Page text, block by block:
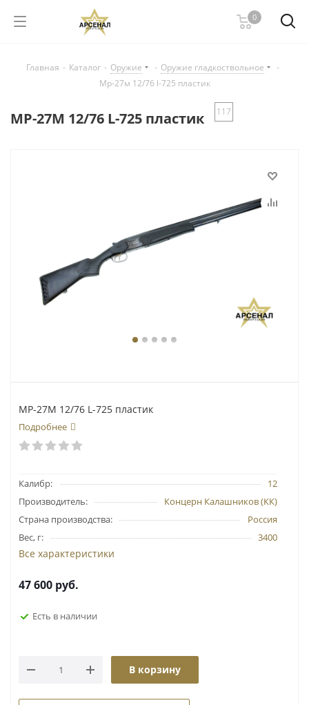
0
Главная - Каталог - Оружие - Оружие гладкоствольное
-
Мр-27м 12/76 l-725 пластик
МР-27М 12/76 L-725 пластик 117
МР-27М 12/76 L-725 пластик
Подробнее
Калибр:
12
Производитель:
Концерн Калашников (КК)
Страна производства:
Россия
Вес, г:
3400
Все характеристики
47 600 руб.
Есть в наличии
В корзину